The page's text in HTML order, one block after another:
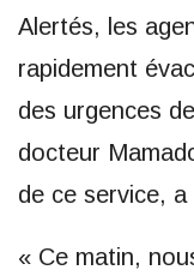
Alertés, les
rapidement
des urgences
docteur
de ce service,
« Ce matin,